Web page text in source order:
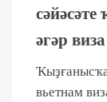
әгәр
вьетнам